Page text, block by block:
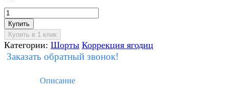
Купить
Категории: Шорты Коррекция ягодиц
Заказать обратный звонок!
Описание